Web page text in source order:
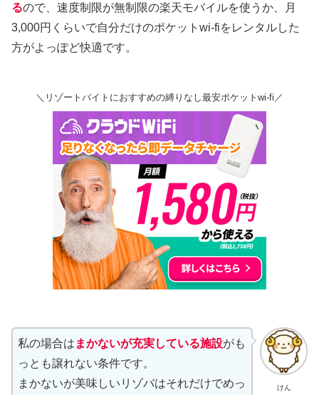
るので、速度制限が無制限の楽天モバイルを使うか、月
3,000円くらいで自分だけのポケットwi-fiをレンタルした
方がよっぽど快適です。
＼リゾートバイトにおすすめの縛りなし最安ポケットwi-fi／
けん
私の場合は まかないが充実している施設がも
っとも譲れない条件です。
まかないが美味しいリゾバはそれだけでめっ